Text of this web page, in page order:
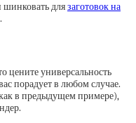
шинковать длязаготовок на
цените универсальность
порадует в любом случае.
в предыдущем примере),